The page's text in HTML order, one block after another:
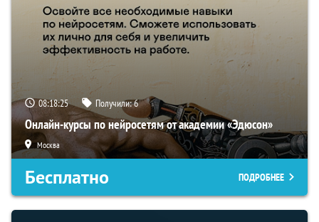
08:18:24 Получили:6
Онлайн-курсы по нейросетям от академии «Эдюсон»
Москва
Бесплатно ПОДРОБНЕЕ